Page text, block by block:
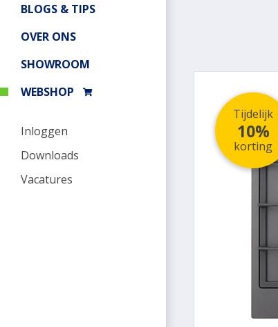
BLOGS & TIPS
OVER ONS
SHOWROOM
WEBSHOP
Inloggen
Downloads
Vacatures
Tijdelijk
10%
korting